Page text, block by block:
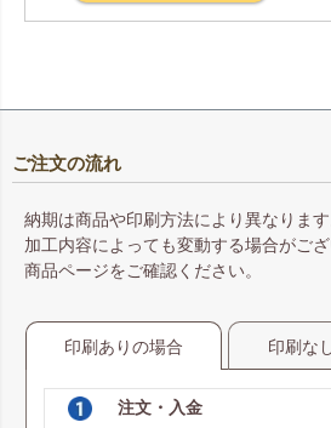
ご注文の流れ
納期は商品や印刷方法により異なりま
加工内容によっても変動する場合がご
商品ページをご確認ください。
印刷ありの場合 印刷な
注文・入金